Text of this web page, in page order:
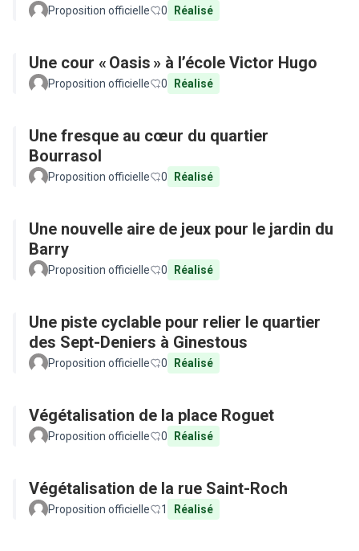
Proposition officielle 0 Réalisé
Une cour « Oasis » à l’école Victor Hugo
Proposition officielle 0 Réalisé
Une fresque au cœur du quartier
Bourrasol
Proposition officielle 0 Réalisé
Une nouvelle aire de jeux pour le jardin du
Barry
Proposition officielle 0 Réalisé
Une piste cyclable pour relier le quartier
des Sept-Deniers à Ginestous
Proposition officielle 0 Réalisé
Végétalisation de la place Roguet
Proposition officielle 0 Réalisé
Végétalisation de la rue Saint-Roch
Proposition officielle 1 Réalisé